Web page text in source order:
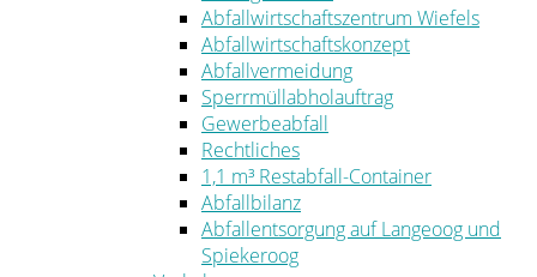
Abfallwirtschaftszentrum Wiefels
Abfallwirtschaftskonzept
Abfallvermeidung
Sperrmüllabholauftrag
Gewerbeabfall
Rechtliches
1,1 m³ Restabfall-Container
Abfallbilanz
Abfallentsorgung auf Langeoog und
Spiekeroog